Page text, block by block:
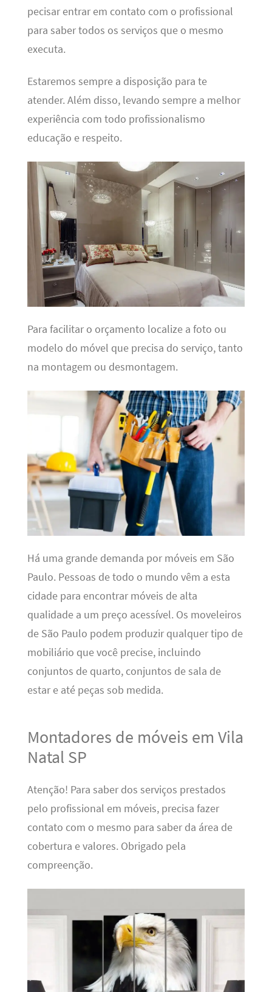
pecisar entrar em contato com o profissional
para saber todos os serviços que o mesmo
executa.
Estaremos sempre a disposição para te
atender. Além disso, levando sempre a melhor
experiência com todo profissionalismo
educação e respeito.
Para facilitar o orçamento localize a foto ou
modelo do móvel que precisa do serviço, tanto
na montagem ou desmontagem.
Há uma grande demanda por móveis em São
Paulo. Pessoas de todo o mundo vêm a esta
cidade para encontrar móveis de alta
qualidade a um preço acessível. Os moveleiros
de São Paulo podem produzir qualquer tipo de
mobiliário que você precise, incluindo
conjuntos de quarto, conjuntos de sala de
estar e até peças sob medida.
Montadores de móveis em Vila
Natal SP
Atenção! Para saber dos serviços prestados
pelo profissional em móveis, precisa fazer
contato com o mesmo para saber da área de
cobertura e valores. Obrigado pela
compreenção.